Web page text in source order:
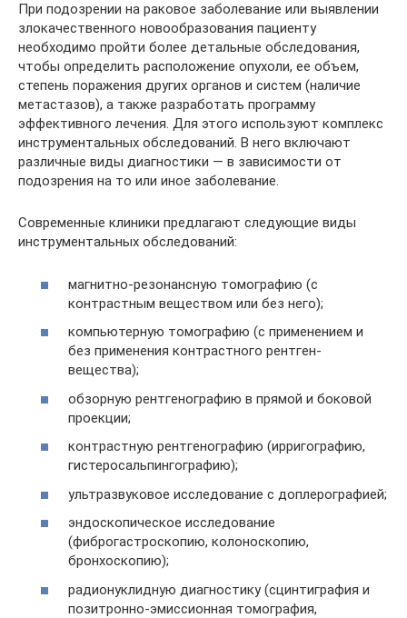
При подозрении на раковое заболевание или выявлении
злокачественного новообразования пациенту
необходимо пройти более детальные обследования,
чтобы определить расположение опухоли, ее объем,
степень поражения других органов и систем (наличие
метастазов), а также разработать программу
эффективного лечения. Для этого используют комплекс
инструментальных обследований. В него включают
различные виды диагностики — в зависимости от
подозрения на то или иное заболевание.
Современные клиники предлагают следующие виды
инструментальных обследований:
магнитно-резонансную томографию (с
контрастным веществом или без него);
компьютерную томографию (с применением и
без применения контрастного рентген-
вещества);
обзорную рентгенографию в прямой и боковой
проекции;
контрастную рентгенографию (ирригографию,
гистеросальпингографию);
ультразвуковое исследование с доплерографией;
эндоскопическое исследование
(фиброгастроскопию, колоноскопию,
бронхоскопию);
радионуклидную диагностику (сцинтиграфия и
позитронно-эмиссионная томография,